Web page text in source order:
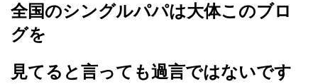
全国のシングルパパは大体このブロ
グを
見てると言っても過言ではないです